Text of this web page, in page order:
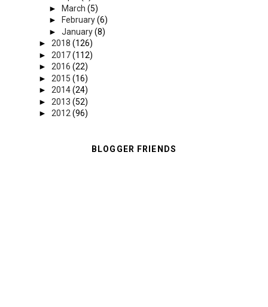
►
March (5)
►
February(6)
► January(8)
► 2018 (126)
► 2017(112)
► 2016 (22)
► 2015 (16)
► 2014(24)
► 2013 (52)
► 2012 (96)
BLOGGER FRIENDS